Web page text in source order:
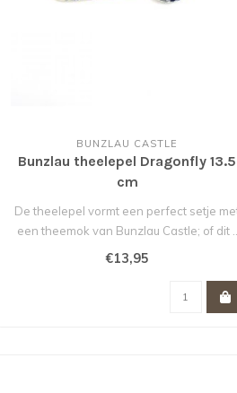
BUNZLAU CASTLE
Bunzlau theelepel Dragonfly 13.5
cm
De theelepel vormt een perfect setje
een theemok van Bunzlau Castle; of dit ..
€13,95